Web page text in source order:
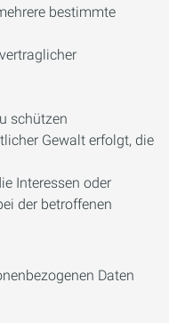
bestimmte
schützen
Gewalt erfolgt, die
Interessen oder
der betroffenen
Daten